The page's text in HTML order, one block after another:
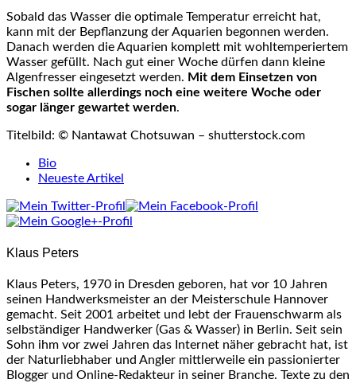
Sobald das Wasser die optimale Temperatur erreicht hat,
kann mit der Bepflanzung der Aquarien begonnen werden.
Danach werden die Aquarien komplett mit wohltemperiertem
Wasser gefüllt. Nach gut einer Woche dürfen dann kleine
Algenfresser eingesetzt werden. Mit dem Einsetzen von
Fischen sollte allerdings noch eine weitere Woche oder
sogar länger gewartet werden.
Titelbild: © Nantawat Chotsuwan – shutterstock.com
following
tabs
change
below.
Bio
Neueste Artikel
Klaus Peters
Klaus Peters, 1970 in Dresden geboren, hat vor 10 Jahren
seinen Handwerksmeister an der Meisterschule Hannover
gemacht. Seit 2001 arbeitet und lebt der Frauenschwarm als
selbständiger Handwerker (Gas & Wasser) in Berlin. Seit sein
Sohn ihm vor zwei Jahren das Internet näher gebracht hat, ist
der Naturliebhaber und Angler mittlerweile ein passionierter
Blogger und Online-Redakteur in seiner Branche. Texte zu den